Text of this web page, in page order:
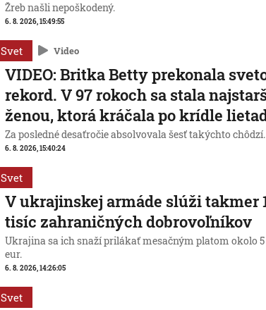
Žreb našli nepoškodený.
6. 8. 2026, 15:49:55
Svet Video
VIDEO: Britka Betty prekonala
rekord. V 97 rokoch sa stala
ženou, ktorá kráčala po krídle
Za posledné desaťročie absolvovala šesť takýchto chôdzí.
6. 8. 2026, 15:40:24
Svet
V ukrajinskej armáde slúži takmer
tisíc zahraničných dobrovoľníkov
Ukrajina sa ich snaží prilákať mesačným platom okolo 5
eur.
6. 8. 2026, 14:26:05
Svet